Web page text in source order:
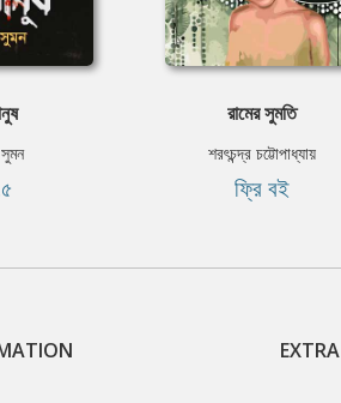
রামের সুমতি
শরৎচন্দ্র চট্টোপাধ্যায়
ফ্রি বই
EXTRA